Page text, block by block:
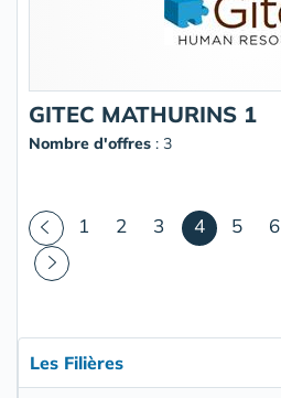
GITEC MATHURINS 1
Nombre d'offres : 3
1 2 3 4(courant)
5 6
Les Filières